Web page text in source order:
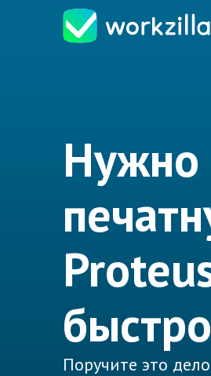
Нужно
Поручите это